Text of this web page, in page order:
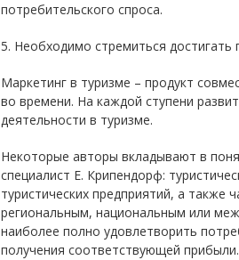
потребительского спроса.
5. Необходимо стремиться достигать
Маркетинг в туризме – продукт
во времени. На каждой ступени
деятельности в туризме.
Некоторые авторы вкладывают в
специалист Е. Крипендорф:
туристических предприятий, а также
региональным, национальным или
наиболее полно удовлетворить
получения соответствующей прибыли.